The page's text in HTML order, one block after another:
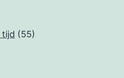
tijd (55)